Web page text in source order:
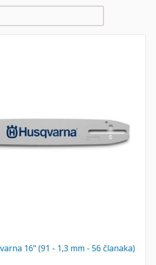
16" (91 - 1,3 mm - 56 članaka)